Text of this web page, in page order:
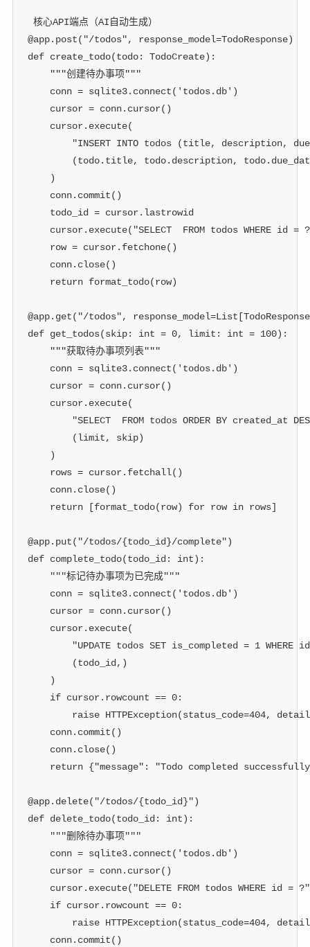
核心API端点（AI自动生成）
@app. post( "/todos", response_model=TodoResponse)
def create_todo(todo: TodoCreate) :
"""创建待办事项"""
    conn
= sqlite3. connect( 'todos.db' )
    cursor
= conn. cursor( )
    cursor
. execute(
"INSERT INTO todos (title, description,
(todo. title, todo. description, todo.
)
    conn
. commit( )
    todo_id
= cursor. lastrowid
    cursor
. execute( "SELECT  FROM todos WHERE id =
    row
= cursor. fetchone( )
    conn
. close( )
return format_todo(row)
@app. get( "/todos", response_model=List[TodoResponse
def get_todos(skip: int = 0, limit : int = 100) :
"""获取待办事项列表"""
    conn
= sqlite3. connect( 'todos.db' )
    cursor
= conn. cursor( )
    cursor
. execute(
"SELECT  FROM todos ORDER BY created_at
(limit, skip)
)
    rows
= cursor. fetchall( )
    conn
. close( )
return
[format_todo(row) for row in rows]
@app. put( "/todos/{todo_id}/complete")
def complete_todo(todo_id: int) :
"""标记待办事项为已完成"""
    conn
= sqlite3. connect( 'todos.db' )
    cursor
= conn. cursor( )
    cursor
. execute(
"UPDATE todos SET is_completed = 1 WHERE
(todo_id, )
)
if cursor. rowcount == 0:
raise HTTPException(status_code=404, detail
    conn
. commit( )
    conn
. close( )
return {"message" : "Todo completed
@app. delete( "/todos/{todo_id}")
def delete_todo(todo_id: int) :
"""删除待办事项"""
    conn
= sqlite3. connect( 'todos.db' )
    cursor
= conn. cursor( )
    cursor
. execute( "DELETE FROM todos WHERE id = ?"
if cursor. rowcount == 0:
raise HTTPException(status_code=404, detail
    conn
. commit( )